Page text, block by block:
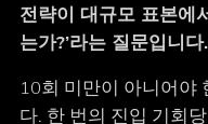
전략이 대규모 표본에
는가?’라는 질문입니다.
10회 미만이 아니어야
다. 한 번의 진입 기회